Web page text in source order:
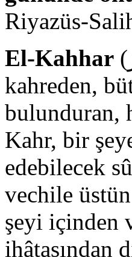
Riyazüs-
El-Kahhar (اَلْقَهَّارُ): Yenilmeyen, yegâne galip, isyankârları
kahreden,
bulunduran,
Kahr, bir
edebilecek
vechile
şeyi içinden
ihâtasından